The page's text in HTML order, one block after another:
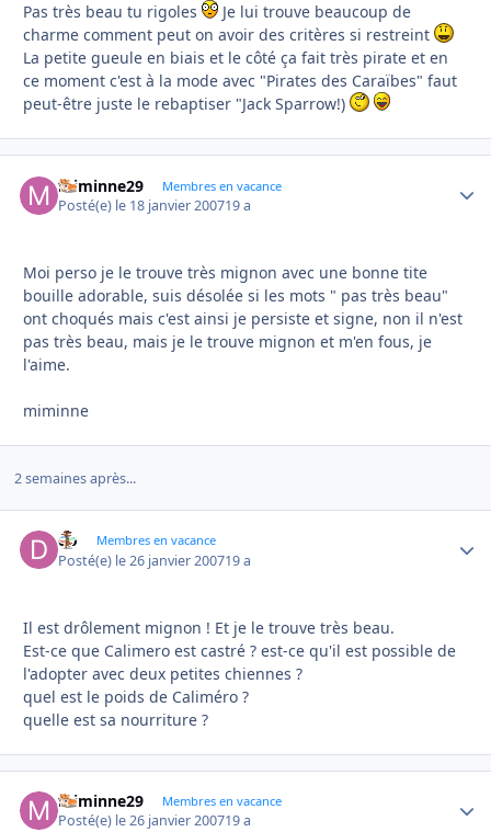
Pas très beau tu rigoles
Je lui trouve beaucoup de
charme comment peut on avoir des critères si restreint
La petite gueule en biais et le côté ça fait très pirate et en
ce moment c'est à la mode avec "Pirates des Caraïbes" faut
peut-être juste le rebaptiser "Jack Sparrow!)
miminne29 Membres en vacance
Posté(e) le 18 janvier 200719 a
Moi perso je le trouve très mignon avec une bonne tite
bouille adorable, suis désolée si les mots " pas très beau"
ont choqués mais c'est ainsi je persiste et signe, non il n'est
pas très beau, mais je le trouve mignon et m'en fous, je
l'aime.
miminne
2 semaines après...
do Membres en vacance
Posté(e) le 26 janvier 200719 a
Il est drôlement mignon ! Et je le trouve très beau.
Est-ce que Calimero est castré ? est-ce qu'il est possible de
l'adopter avec deux petites chiennes ?
quel est le poids de Caliméro ?
quelle est sa nourriture ?
miminne29 Membres en vacance
Posté(e) le 26 janvier 200719 a